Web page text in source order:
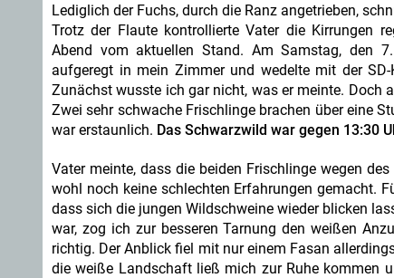
Lediglich der Fuchs, durch die Ranz angetrieben,
Trotz der Flaute kontrollierte Vater die Kirrungen
Abend vom aktuellen Stand. Am Samstag, den
aufgeregt in mein Zimmer und wedelte mit der SD-
Zunächst wusste ich gar nicht, was er meinte.
Zwei sehr schwache Frischlinge brachen über eine
war erstaunlich. Das Schwarzwild war gegen 13:30
Vater meinte, dass die beiden Frischlinge wegen
wohl noch keine schlechten Erfahrungen gemacht.
dass sich die jungen Wildschweine wieder blicken
war, zog ich zur besseren Tarnung den weißen
richtig. Der Anblick fiel mit nur einem Fasan
die weiße Landschaft ließ mich zur Ruhe kommen